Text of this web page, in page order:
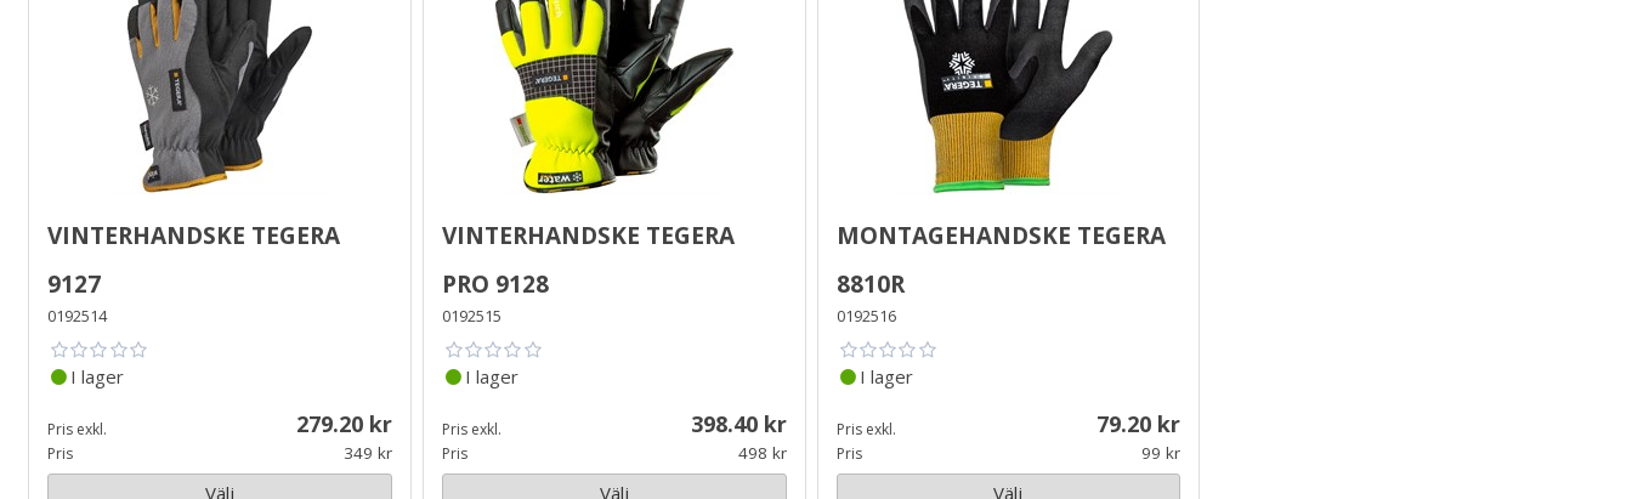
Vinterhandske Tegera
9127
0192514
I lager
Pris exkl. 279.20
Pris 349
Välj
Vinterhandske Tegera
PRO 9128
0192515
I lager
Pris exkl. 398.40
Pris 498
Välj
Montagehandske Tegera
8810R
0192516
I lager
Pris exkl. 79.20
Pris 99
Välj